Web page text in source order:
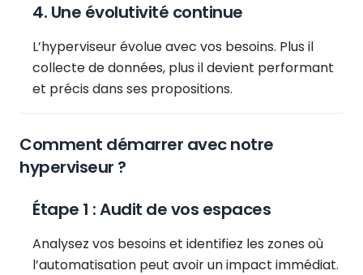
4. Une évolutivité continue
L’hyperviseur évolue avec vos besoins. Plus il
collecte de données, plus il devient performant
et précis dans ses propositions.
Comment démarrer avec notre
hyperviseur ?
Étape 1 : Audit de vos espaces
Analysez vos besoins et identifiez les zones où
l’automatisation peut avoir un impact immédiat.